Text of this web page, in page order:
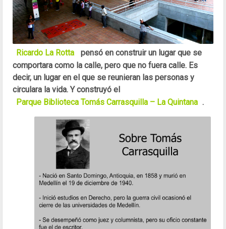
Ricardo La Rotta
pensó en construir un lugar que se
comportara como la calle, pero que no fuera calle. Es
decir, un lugar en el que se reunieran las personas y
circulara la vida. Y construyó el
Parque Biblioteca Tomás Carrasquilla – La Quintana .